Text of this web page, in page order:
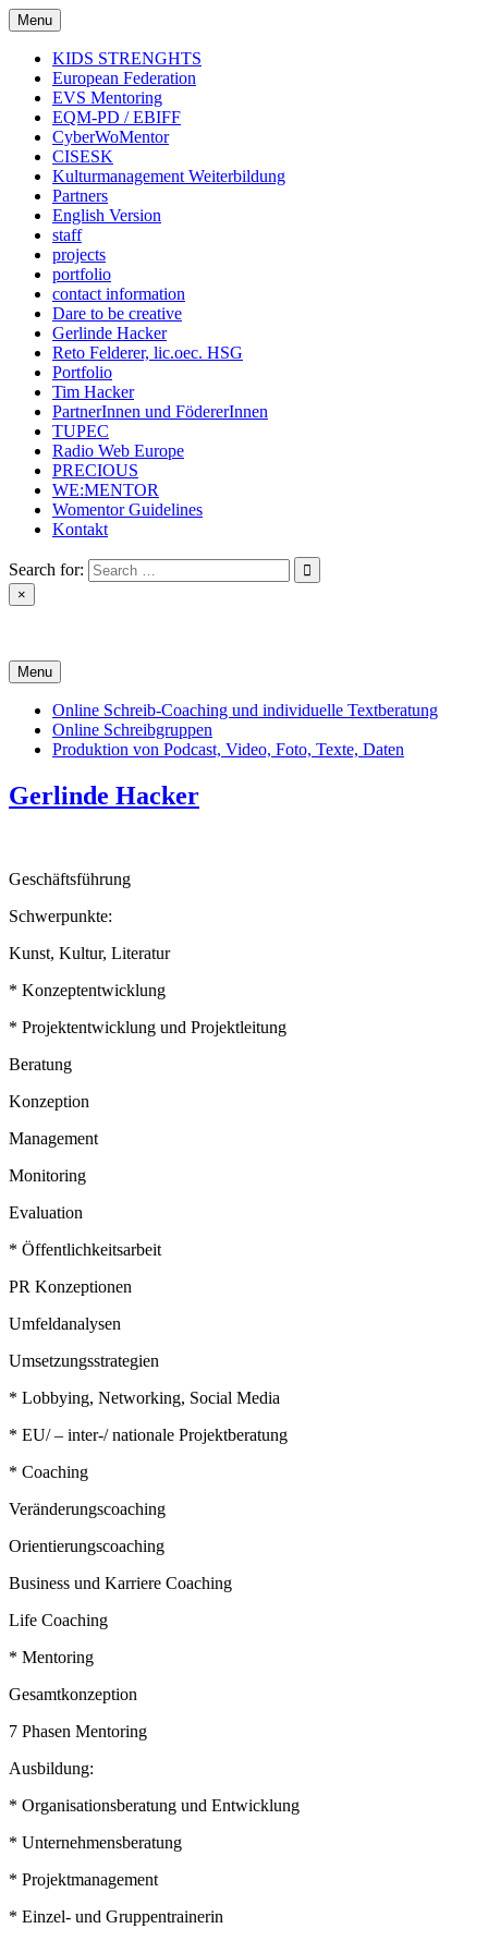
Skip
to
content
Menu
KIDS STRENGHTS
European Federation
EVS Mentoring
EQM-PD / EBIFF
CyberWoMentor
CISESK
Kulturmanagement Weiterbildung
Partners
English Version
staff
projects
portfolio
contact information
Dare to be creative
Gerlinde Hacker
Reto Felderer, lic.oec. HSG
Portfolio
Tim Hacker
PartnerInnen und FödererInnen
TUPEC
Radio Web Europe
PRECIOUS
WE:MENTOR
Womentor Guidelines
Kontakt
Search for:
×
Menu
Online Schreib-Coaching und individuelle Textberatung
Online Schreibgruppen
Produktion von Podcast, Video, Foto, Texte, Daten
Gerlinde Hacker
Geschäftsführung
Schwerpunkte:
Kunst, Kultur, Literatur
* Konzeptentwicklung
* Projektentwicklung und Projektleitung
Beratung
Konzeption
Management
Monitoring
Evaluation
* Öffentlichkeitsarbeit
PR Konzeptionen
Umfeldanalysen
Umsetzungsstrategien
* Lobbying, Networking, Social Media
* EU/ – inter-/ nationale Projektberatung
* Coaching
Veränderungscoaching
Orientierungscoaching
Business und Karriere Coaching
Life Coaching
* Mentoring
Gesamtkonzeption
7 Phasen Mentoring
Ausbildung:
* Organisationsberatung und Entwicklung
* Unternehmensberatung
* Projektmanagement
* Einzel- und Gruppentrainerin